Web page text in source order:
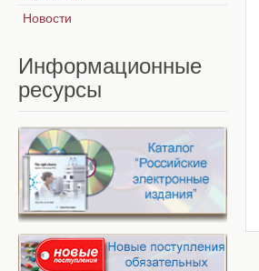
Новости
Информационные
ресурсы